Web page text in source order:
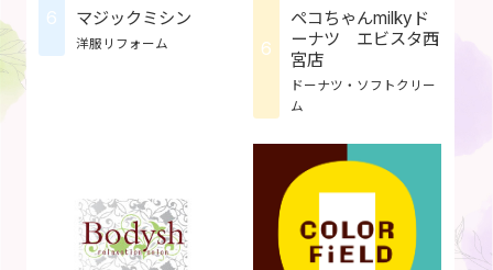
6 マジックミシン
洋服リフォーム 6
ペコちゃんmilkyド
ーナツ エビスタ西
宮店
ドーナツ・ソフトクリー
ム